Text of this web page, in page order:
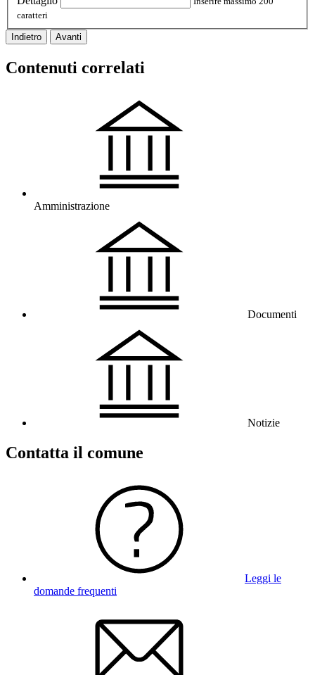
caratteri
Indietro Avanti
Contenuti correlati
Amministrazione
Documenti
Notizie
Contatta il comune
Leggi le
domande frequenti